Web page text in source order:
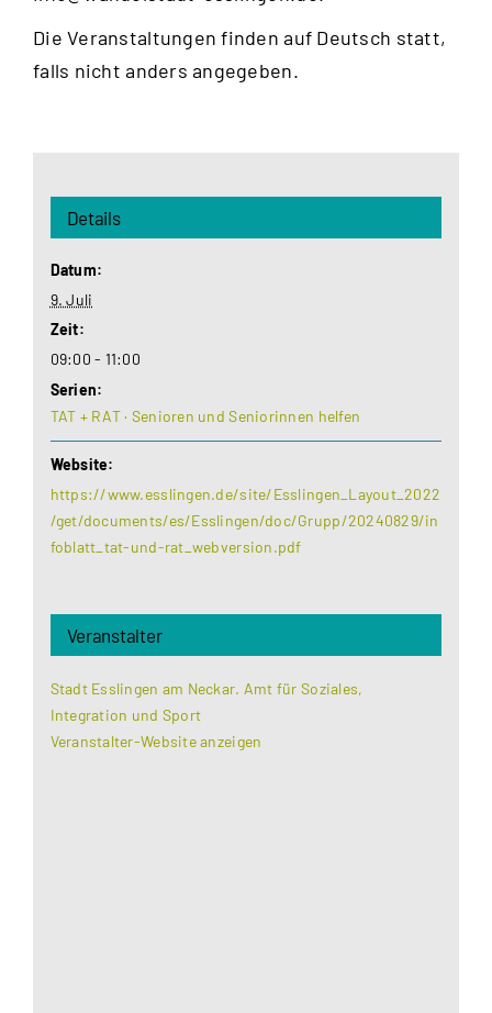
Die Veranstaltungen finden auf Deutsch statt,
falls nicht anders angegeben.
Details
Datum:
9. Juli
Zeit:
09:00 - 11:00
Serien:
TAT + RAT · Senioren und Seniorinnen helfen
Website:
https://www.esslingen.de/site/Esslingen_Layout_2022
/get/documents/es/Esslingen/doc/Grupp/20240829/in
foblatt_tat-und-rat_webversion.pdf
Veranstalter
Stadt Esslingen am Neckar. Amt für Soziales,
Integration und Sport
Veranstalter-Website anzeigen